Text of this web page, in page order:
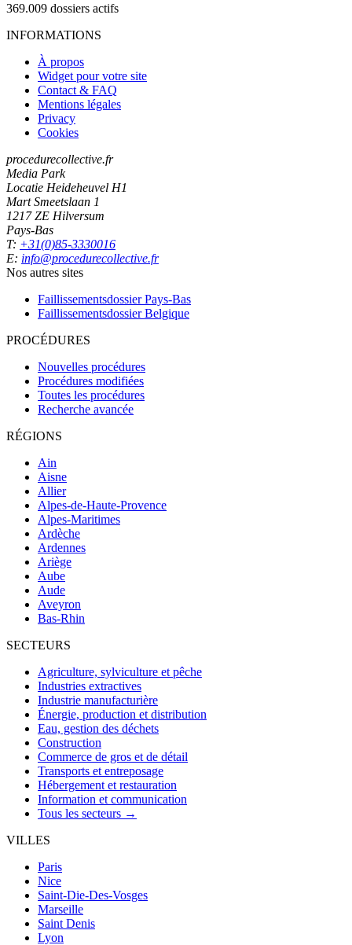
369.009 dossiers actifs
INFORMATIONS
À propos
Widget pour votre site
Contact & FAQ
Mentions légales
Privacy
Cookies
procedurecollective.fr
Media Park
Locatie Heideheuvel H1
Mart Smeetslaan 1
1217 ZE Hilversum
Pays-Bas
T: +31(0)85-3330016
E: info@procedurecollective.fr
Nos autres sites
Faillissementsdossier Pays-Bas
Faillissementsdossier Belgique
PROCÉDURES
Nouvelles procédures
Procédures modifiées
Toutes les procédures
Recherche avancée
RÉGIONS
Ain
Aisne
Allier
Alpes-de-Haute-Provence
Alpes-Maritimes
Ardèche
Ardennes
Ariège
Aube
Aude
Aveyron
Bas-Rhin
SECTEURS
Agriculture, sylviculture et pêche
Industries extractives
Industrie manufacturière
Énergie, production et distribution
Eau, gestion des déchets
Construction
Commerce de gros et de détail
Transports et entreposage
Hébergement et restauration
Information et communication
Tous les secteurs →
VILLES
Paris
Nice
Saint-Die-Des-Vosges
Marseille
Saint Denis
Lyon